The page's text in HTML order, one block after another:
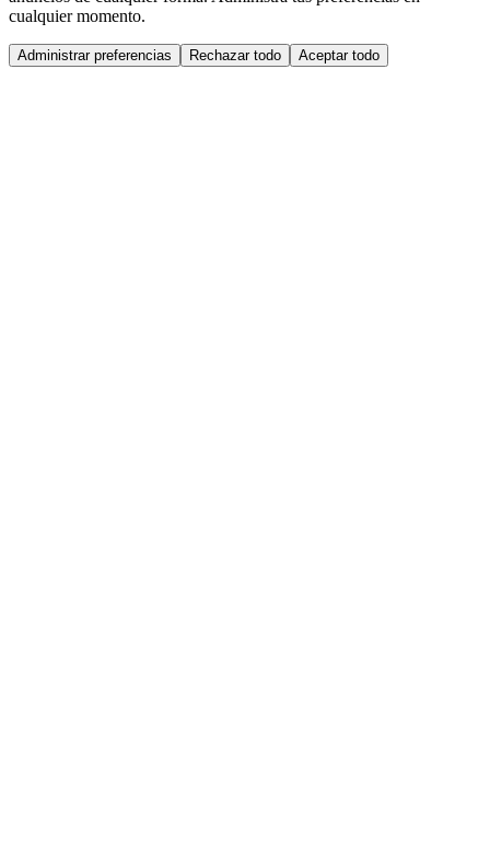
cualquier momento.
Administrar preferencias Rechazar todo Aceptar todo